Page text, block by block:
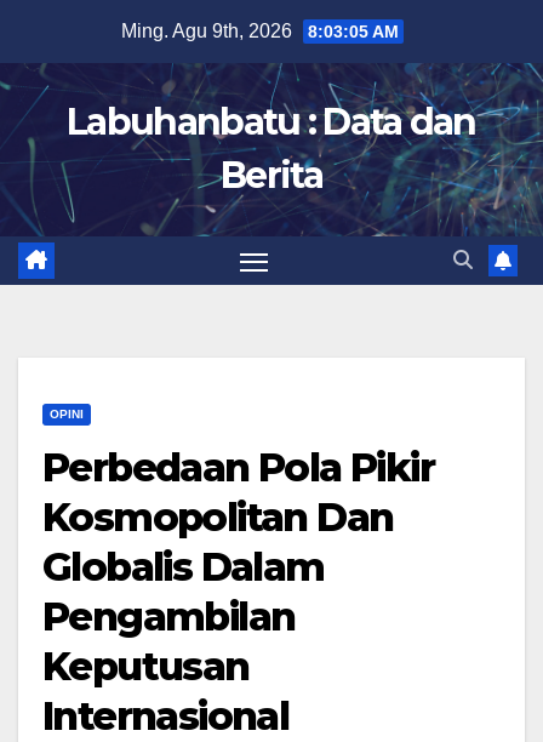
content
Ming. Agu 9th, 2026 8:03:06 AM
Labuhanbatu : Data dan
Berita
OPINI
Perbedaan Pola Pikir
Kosmopolitan Dan
Globalis Dalam
Pengambilan
Keputusan
Internasional